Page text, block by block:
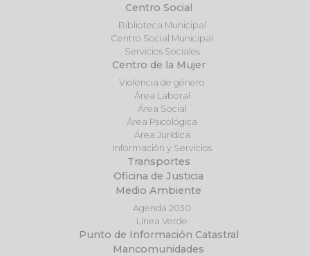
Centro Social
Biblioteca Municipal
Centro Social Municipal
Servicios Sociales
Centro de la Mujer
Violencia de género
Área Laboral
Área Social
Área Psicológica
Área Jurídica
Información y Servicios
Transportes
Oficina de Justicia
Medio Ambiente
Agenda 2030
Línea Verde
Punto de Información Catastral
Mancomunidades